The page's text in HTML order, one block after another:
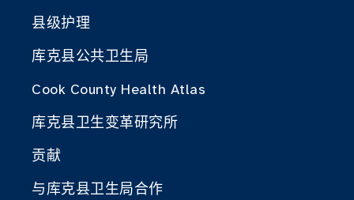
县级护理
库克县公共卫生局
Cook County Health Atlas
库克县卫生变革研究所
贡献
与库克县卫生局合作